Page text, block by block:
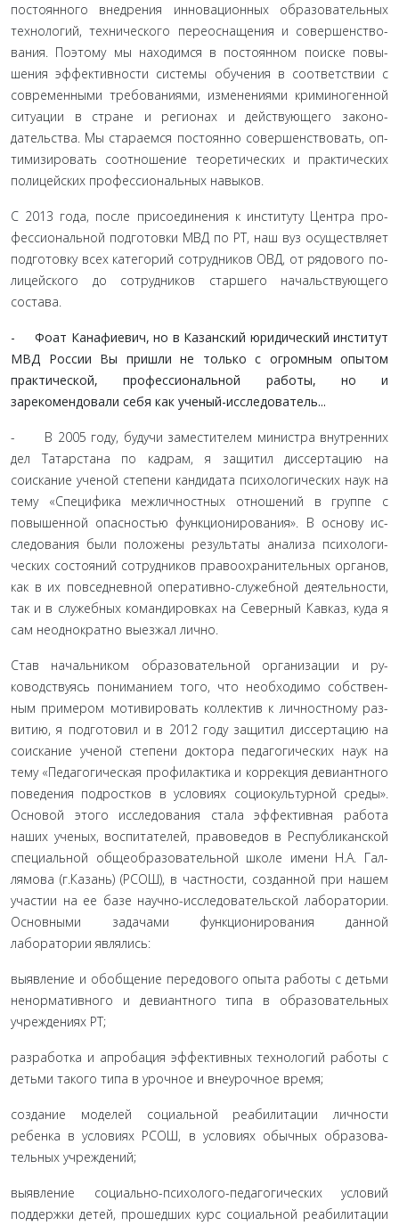
постоянного внедрения инновационных образовательных
технологий, технического переоснащения и совершенство­
вания. Поэтому мы находимся в постоянном поиске повы­
шения эффективности системы обучения в соответствии с
современными требованиями, изменениями криминоген­ной
ситуации в стране и регионах и действующего законо­
дательства. Мы стараемся постоянно совершенствовать, оп­
тимизировать соотношение теоретических и практических
полицейских профессиональных навыков.
С 2013 года, после присоединения к институту Центра про­
фессиональной подготовки МВД по РТ, наш вуз осуществляет
подготовку всех категорий сотрудников ОВД, от рядового по­
лицейского до сотрудников старшего начальствующего
состава.
- Фоат Канафиевич, но в Казанский юридический институт
МВД России Вы пришли не только с огромным опытом
практической, профессиональной работы, но и
зарекомендовали себя как ученый-исследователь...
- В 2005 году, будучи заместителем министра внутрен­них
дел Татарстана по кадрам, я защитил диссертацию на
соискание ученой степени кандидата психологических наук на
тему «Специфика межличностных отношений в группе с
повышенной опасностью функционирования». В основу ис­
следования были положены результаты анализа психологи­
ческих состояний сотрудников правоохранительных органов,
как в их повседневной оперативно-служебной деятельности,
так и в служебных командировках на Северный Кавказ, куда я
сам неоднократно выезжал лично.
Став начальником образовательной организации и ру­
ководствуясь пониманием того, что необходимо собствен­
ным примером мотивировать коллектив к личностному раз­
витию, я подготовил и в 2012 году защитил диссертацию на
соискание ученой степени доктора педагогических наук на
тему «Педагогическая профилактика и коррекция девиант­ного
поведения подростков в условиях социокультурной сре­ды».
Основой этого исследования стала эффективная работа
наших ученых, воспитателей, правоведов в Республиканской
специальной общеобразовательной школе имени Н.А. Гал-
лямова (г.Казань) (РСОШ), в частности, созданной при на­шем
участии на ее базе научно-исследовательской лабора­тории.
Основными задачами функционирования данной
лаборатории являлись:
выявление и обобщение передового опыта работы с детьми
ненормативного и девиантного типа в образователь­ных
учреждениях РТ;
разработка и апробация эффективных технологий рабо­ты с
детьми такого типа в урочное и внеурочное время;
создание моделей социальной реабилитации личности
ребенка в условиях РСОШ, в условиях обычных образова­
тельных учреждений;
выявление социально-психолого-педагогических усло­вий
поддержки детей, прошедших курс социальной реаби­литации